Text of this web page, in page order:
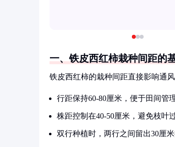
一、铁皮西红柿栽种间距的
铁皮西红柿的栽种间距直接影响通
行距保持60-80厘米，便于田间管
株距控制在40-50厘米，避免枝叶
双行种植时，两行之间留出30厘